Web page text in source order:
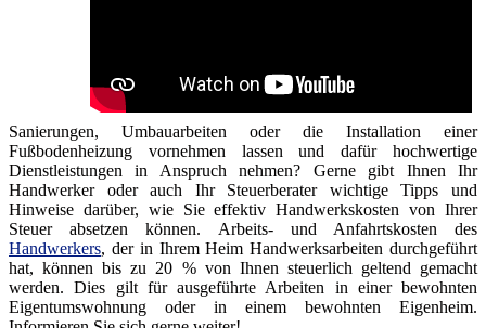
Sanierungen, Umbauarbeiten oder die Installation einer
Fußbodenheizung vornehmen lassen und dafür hochwertige
Dienstleistungen in Anspruch nehmen? Gerne gibt Ihnen Ihr
Handwerker oder auch Ihr Steuerberater wichtige Tipps und
Hinweise darüber, wie Sie effektiv Handwerkskosten von Ihrer
Steuer absetzen können. Arbeits- und Anfahrtskosten des
Handwerkers, der in Ihrem Heim Handwerksarbeiten durchgeführt
hat, können bis zu 20 % von Ihnen steuerlich geltend gemacht
werden. Dies gilt für ausgeführte Arbeiten in einer bewohnten
Eigentumswohnung oder in einem bewohnten Eigenheim.